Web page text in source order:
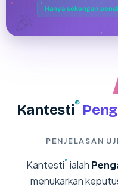
🎉
Hanya sokongan
Kantesti®
PENJELASAN
Kantesti ® ialah
menukarkan